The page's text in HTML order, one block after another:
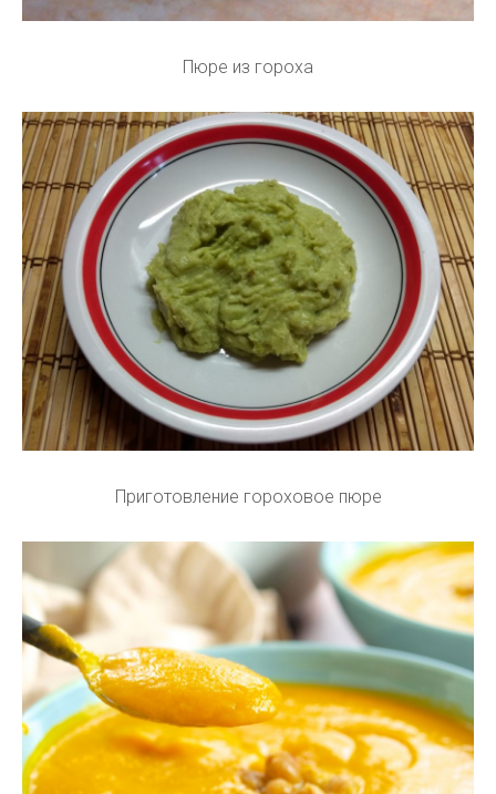
Пюре из гороха
Приготовление гороховое пюре